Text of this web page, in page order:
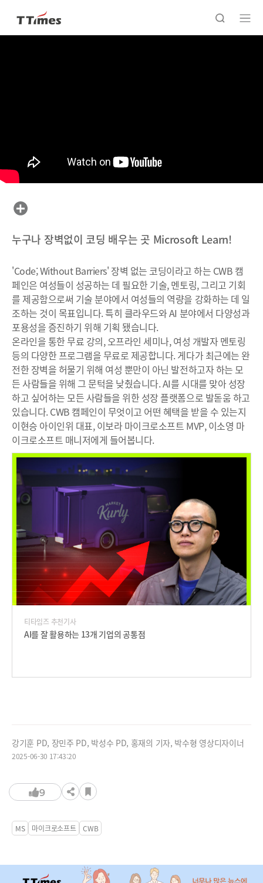
누구나 장벽없이 코딩 배우는 곳 Microsoft Learn!
'Code; Without Barriers' 장벽 없는 코딩이라고 하는 CWB 캠
페인은 여성들이 성공하는 데 필요한 기술, 멘토링, 그리고 기회
를 제공함으로써 기술 분야에서 여성들의 역량을 강화하는 데 일
조하는 것이 목표입니다. 특히 클라우드와 AI 분야에서 다양성과
포용성을 증진하기 위해 기획 됐습니다.
온라인을 통한 무료 강의, 오프라인 세미나, 여성 개발자 멘토링
등의 다양한 프로그램을 무료로 제공합니다. 게다가 최근에는 완
전한 장벽을 허물기 위해 여성 뿐만이 아닌 발전하고자 하는 모
든 사람들을 위해 그 문턱을 낮췄습니다. AI를 시대를 맞아 성장
하고 싶어하는 모든 사람들을 위한 성장 플랫폼으로 발돋움 하고
있습니다. CWB 캠페인이 무엇이고 어떤 혜택을 받을 수 있는지
이현승 아이인위 대표, 이보라 마이크로소프트 MVP, 이소영 마
이크로소프트 매니저에게 들어봅니다.
티타임즈 추천기사
AI를 잘 활용하는 13개 기업의 공통점
강기훈 PD, 장민주 PD, 박성수 PD, 홍재의 기자, 박수형 영상디자이너
2025-06-30 17:43:20
9
MS 마이크로소프트 CWB